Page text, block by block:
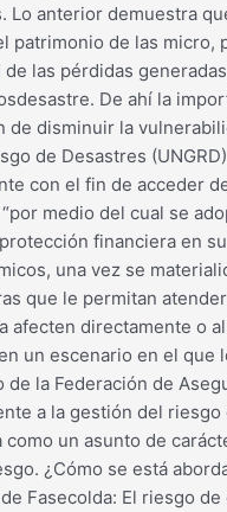
Lo anterior demuestra
patrimonio de las micro,
las pérdidas
De ahí la
disminuir la
de Desastres
con el fin de acceder
medio del cual se
financiera en
una vez se
que le permitan
afecten directamente o
un escenario en el que
la Federación de
a la gestión del
un asunto de
¿Cómo se está
Fasecolda: El riesgo de